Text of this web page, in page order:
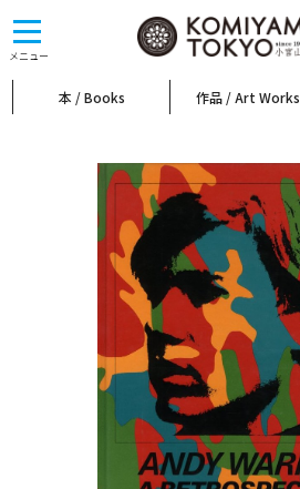
メニュー
toggle
navigation
本 / Books 作品 / Art Works